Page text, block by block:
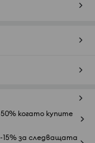
когато купите
за следващата